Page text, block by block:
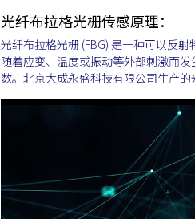
光纤布拉格光栅传感原理：
光纤布拉格光栅 (FBG) 是一种可以反
随着应变、温度或振动等外部刺激而
数。北京大成永盛科技有限公司生产的